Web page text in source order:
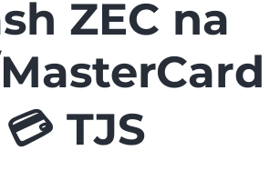
ZEC na
💳 TJS